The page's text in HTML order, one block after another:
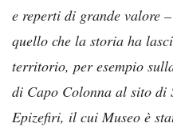
e reperti di grande valore –
quello che la storia ha
territorio, per esempio
di Capo Colonna al sito di
Epizefiri, il cui Museo è